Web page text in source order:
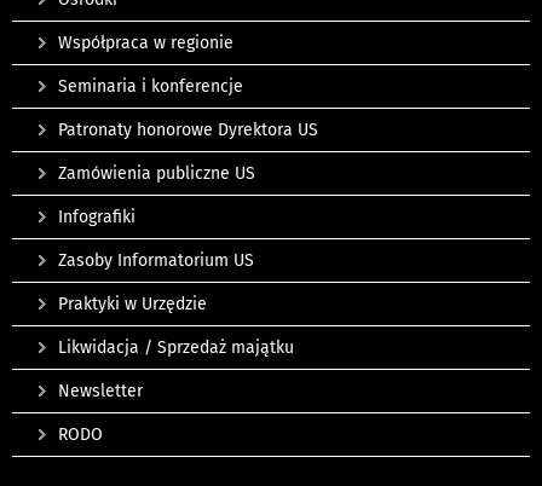
Współpraca w regionie
Seminaria i konferencje
Patronaty honorowe Dyrektora US
Zamówienia publiczne US
Infografiki
Zasoby Informatorium US
Praktyki w Urzędzie
Likwidacja / Sprzedaż majątku
Newsletter
RODO